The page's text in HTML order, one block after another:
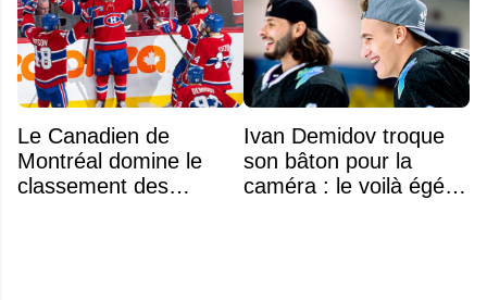
Le Canadien de
Montréal domine le
classement des
Ivan Demidov troque
son bâton pour la
caméra : le voilà égérie